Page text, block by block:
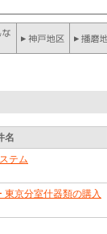
名
テム
東京分室什器類の購入